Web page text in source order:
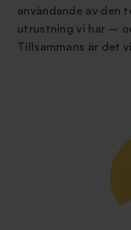
användande av den
utrustning vi har –
Tillsammans är det